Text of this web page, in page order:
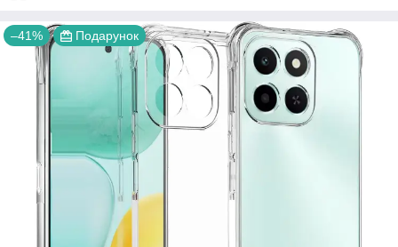
–41% Подарунок